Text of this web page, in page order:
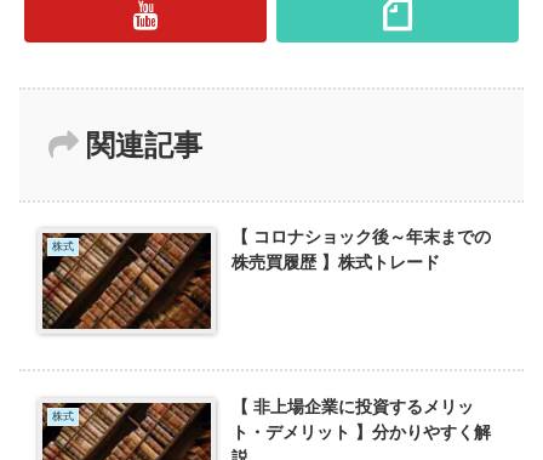
関連記事
株式
【 コロナショック後～年末までの
株売買履歴 】株式トレード
株式
【 非上場企業に投資するメリッ
ト・デメリット 】分かりやすく解